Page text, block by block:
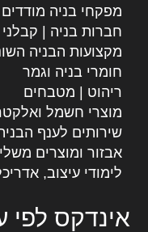
מפקחי בניה מודדים
חברות בניה | קבלני
מקצועות הבניה
חומרי בניה וגמר
ריהוט | מטבחים
מוצרי חשמל
שירותים לענף
אבזור ומוצרים
לימודי עיצוב,
אינדקס לפי